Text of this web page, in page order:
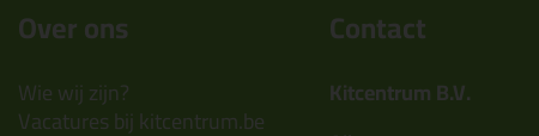
Over ons
Wie wij zijn?
Vacatures bij kitcentrum.be
Contact
Kitcentrum B.V.